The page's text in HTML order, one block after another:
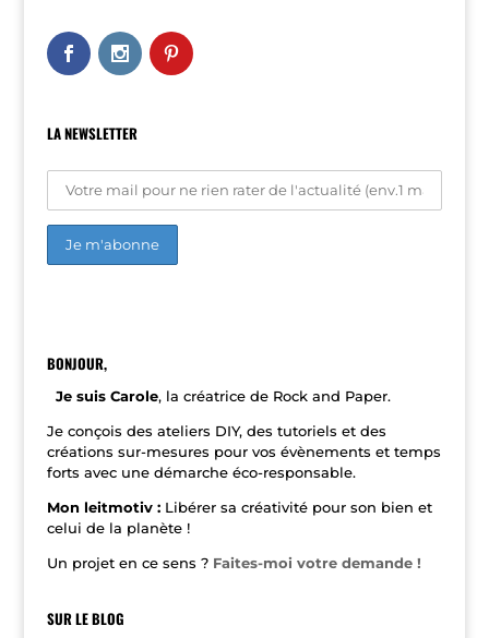
n
a
v
:
LA NEWSLETTER
n
v
e
:
BONJOUR,
Je suis Carole, la créatrice de Rock and Paper.
Je conçois des ateliers DIY, des tutoriels et des
créations sur-mesures pour vos évènements et temps
forts avec une démarche éco-responsable.
Mon leitmotiv : Libérer sa créativité pour son bien et
celui de la planète !
Un projet en ce sens ? Faites-moi votre demande !
SUR LE BLOG